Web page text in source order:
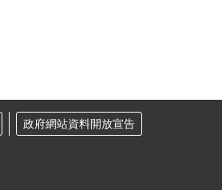
政府網站資料開放宣告